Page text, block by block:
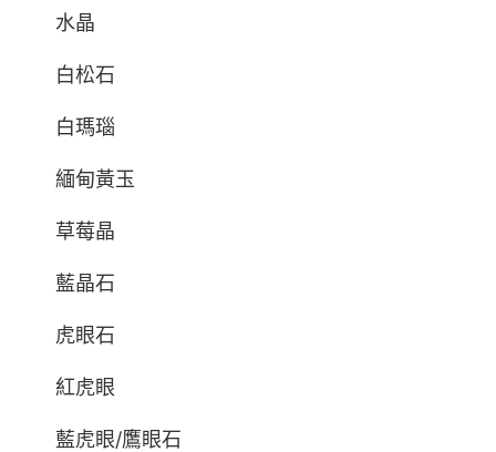
水晶
白松石
白瑪瑙
緬甸黃玉
草莓晶
藍晶石
虎眼石
紅虎眼
藍虎眼/鷹眼石